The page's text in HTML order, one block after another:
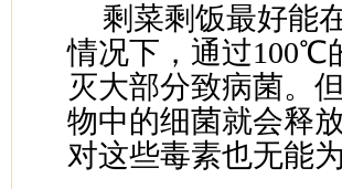
剩菜剩饭最好能
情况下，通过100℃
灭大部分致病菌。
物中的细菌就会释
对这些毒素也无能为